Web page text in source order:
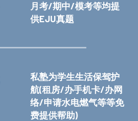
月考/期中/模考等均提
供EJU真题
私塾为学生生活保驾护
航(租房/办手机卡/办网
络/申请水电燃气等等免
费提供帮助)